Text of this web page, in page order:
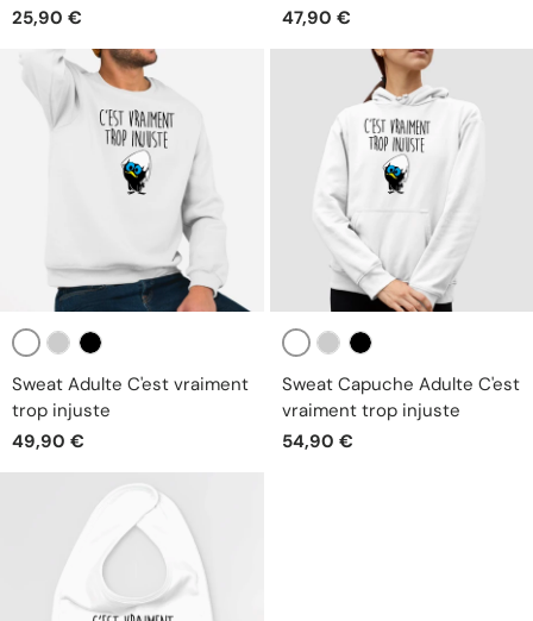
25,90 €
47,90 €
Blanc
Sweat Adulte C'est vraiment
trop injuste
49,90 €
Blanc
Sweat Capuche Adulte C'est
vraiment trop injuste
54,90 €